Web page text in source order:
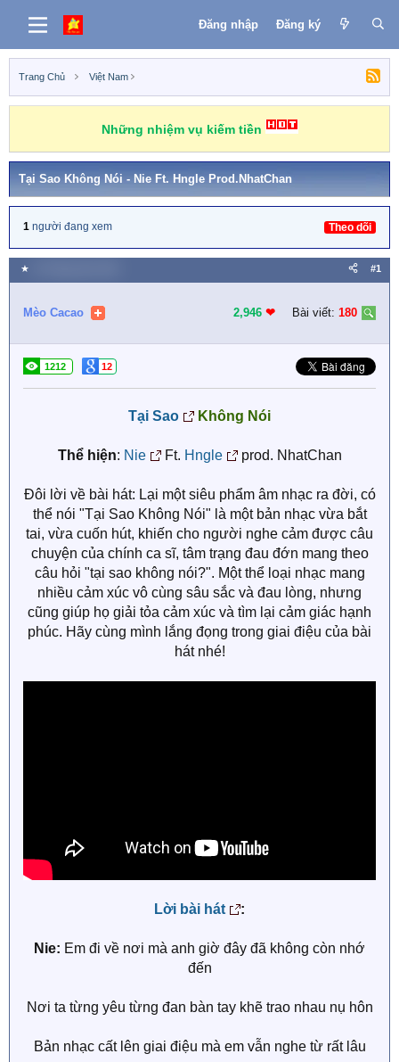
Đăng nhập Đăng ký
Trang Chủ Việt Nam
Những nhiệm vụ kiếm tiền
Tại Sao Không Nói - Nie Ft. Hngle Prod.NhatChan
1 người đang xem Theo dõi
★ #1
Mèo Cacao 2,946 ❤︎ Bài viết: 180
1212 12
Tại Sao Không Nói
Thể hiện: Nie Ft. Hngle prod. NhatChan
Đôi lời về bài hát: Lại một siêu phẩm âm nhạc ra đời, có
thể nói "Tại Sao Không Nói" là một bản nhạc vừa bắt
tai, vừa cuốn hút, khiến cho người nghe cảm được câu
chuyện của chính ca sĩ, tâm trạng đau đớn mang theo
câu hỏi "tại sao không nói?". Một thể loại nhạc mang
nhiều cảm xúc vô cùng sâu sắc và đau lòng, nhưng
cũng giúp họ giải tỏa cảm xúc và tìm lại cảm giác hạnh
phúc. Hãy cùng mình lắng đọng trong giai điệu của bài
hát nhé!
Lời bài hát :
Nie: Em đi về nơi mà anh giờ đây đã không còn nhớ
đến
Nơi ta từng yêu từng đan bàn tay khẽ trao nhau nụ hôn
Bản nhạc cất lên giai điệu mà em vẫn nghe từ rất lâu